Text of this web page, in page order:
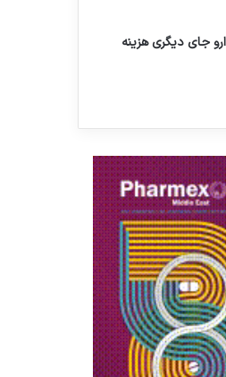
جای دیگری هزینه